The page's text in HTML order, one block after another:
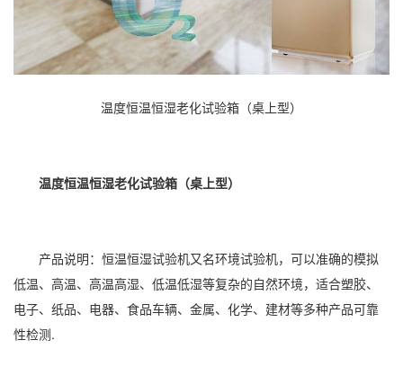
温度恒温恒湿老化试验箱（桌上型）
温度恒温恒湿老化试验箱（桌上型）
产品说明： 恒温恒湿试验机又名环境试验机，可以准确的模拟
低温、高温、高温高湿、低温低湿等复杂的自然环境，适合塑胶、
电子、纸品、 电器、食品车辆、金属、化学、建材等多种产品可靠
性检测.